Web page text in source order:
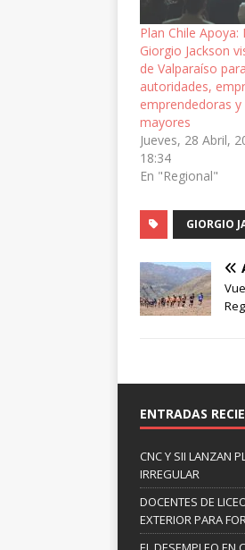
Plan Chile Apoya:
Giorgio Jackson
de Valparaíso
autoridades,
emprendedoras y
mayores
Jueves, 28 Abril,
18:34
En "Regional"
GIORGIO
ENTRADAS
CNC Y SII LANZAN
IRREGULAR
DOCENTES DE
EXTERIOR PARA